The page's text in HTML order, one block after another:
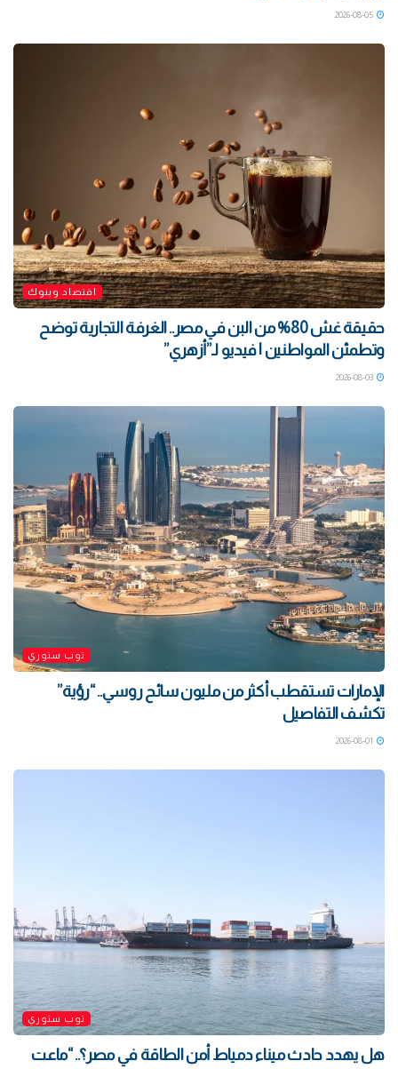
اقتصاد وبنوك
حقيقة غش 80% من البن في مصر.. الغرفة التجارية توضح
وتطمئن المواطنين | فيديو لـ”أزهري”
توب ستوري
الإمارات تستقطب أكثر من مليون سائح روسي.. “رؤية”
تكشف التفاصيل
توب ستوري
هل يهدد حادث ميناء دمياط أمن الطاقة في مصر؟.. “ماعت